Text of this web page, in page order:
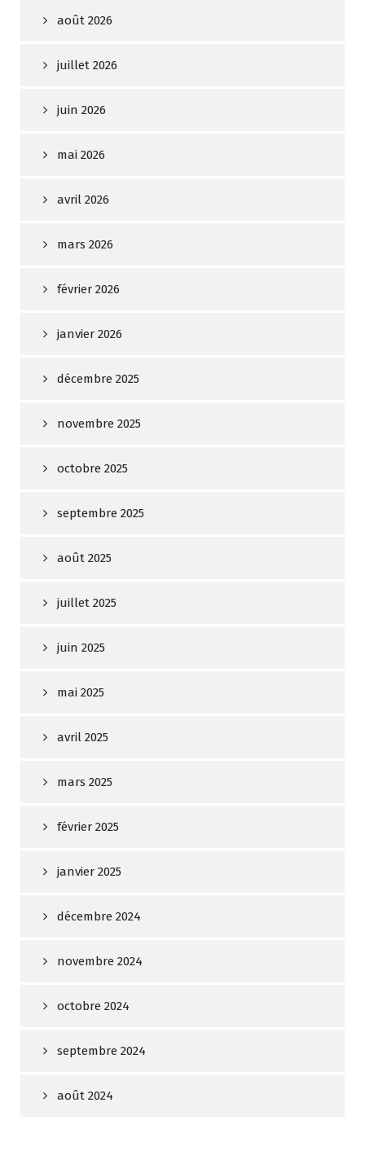
août 2026
juillet 2026
juin 2026
mai 2026
avril 2026
mars 2026
février 2026
janvier 2026
décembre 2025
novembre 2025
octobre 2025
septembre 2025
août 2025
juillet 2025
juin 2025
mai 2025
avril 2025
mars 2025
février 2025
janvier 2025
décembre 2024
novembre 2024
octobre 2024
septembre 2024
août 2024